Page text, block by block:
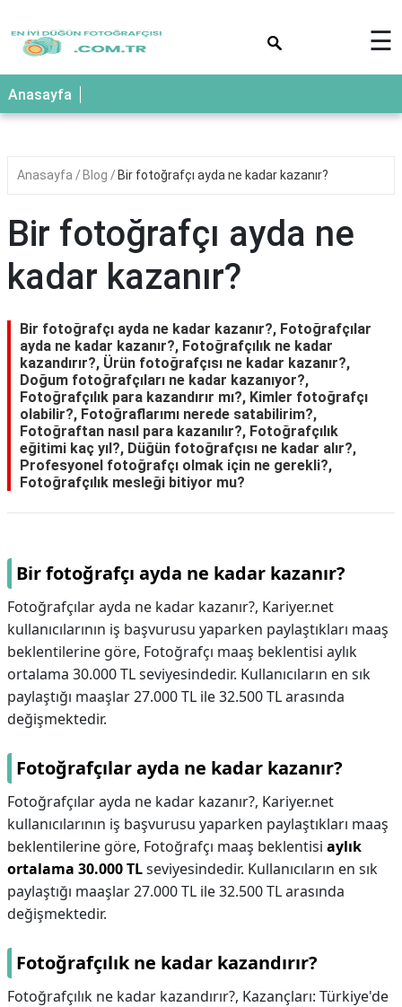
☰
Anasayfa
Anasayfa Blog Bir fotoğrafçı ayda ne kadar kazanır?
Bir fotoğrafçı ayda ne
kadar kazanır?
Bir fotoğrafçı ayda ne kadar kazanır?, Fotoğrafçılar
ayda ne kadar kazanır?, Fotoğrafçılık ne kadar
kazandırır?, Ürün fotoğrafçısı ne kadar kazanır?,
Doğum fotoğrafçıları ne kadar kazanıyor?,
Fotoğrafçılık para kazandırır mı?, Kimler fotoğrafçı
olabilir?, Fotoğraflarımı nerede satabilirim?,
Fotoğraftan nasıl para kazanılır?, Fotoğrafçılık
eğitimi kaç yıl?, Düğün fotoğrafçısı ne kadar alır?,
Profesyonel fotoğrafçı olmak için ne gerekli?,
Fotoğrafçılık mesleği bitiyor mu?
Bir fotoğrafçı ayda ne kadar kazanır?
Fotoğrafçılar ayda ne kadar kazanır?, Kariyer.net
kullanıcılarının iş başvurusu yaparken paylaştıkları maaş
beklentilerine göre, Fotoğrafçı maaş beklentisi aylık
ortalama 30.000 TL seviyesindedir. Kullanıcıların en sık
paylaştığı maaşlar 27.000 TL ile 32.500 TL arasında
değişmektedir.
Fotoğrafçılar ayda ne kadar kazanır?
Fotoğrafçılar ayda ne kadar kazanır?, Kariyer.net
kullanıcılarının iş başvurusu yaparken paylaştıkları maaş
beklentilerine göre, Fotoğrafçı maaş beklentisi aylık
ortalama 30.000 TLseviyesindedir. Kullanıcıların en sık
paylaştığı maaşlar 27.000 TL ile 32.500 TL arasında
değişmektedir.
Fotoğrafçılık ne kadar kazandırır?
Fotoğrafçılık ne kadar kazandırır?, Kazançları: Türkiye'de